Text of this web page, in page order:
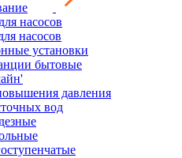
насосов
насосов
установки
бытовые
давления
вод